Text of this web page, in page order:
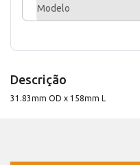
Modelo
Descrição
31.83mm OD x 158mm L